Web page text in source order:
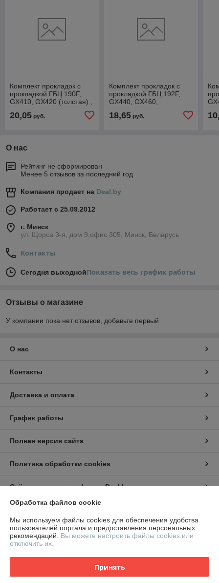
Комплект прокладок с
прокладкой ГБЦ 190F,
GX410, GX420 (толстая) ,
20,05 руб.
Комплект прокладок с
прокладкой ГБЦ 192F,
GX440, GX460,
18,65руб.
О нас
Рейтинг не сформирован
Менее 5 отзывов за последний год
Компания продает на Deal.by
Работает с 25.09.2012
г. Минск
ул. Щорса 3-я, дом 9,офис 305, Минск, Беларусь
Контакты
Сегодня выходнойПоказать весь график работы
Отзывы о магазине
У компании пока нет отзывов, добавьте первый
О нас
Контакты
Доставка и оплата
График работы
Полная версия сайта
Политика обработки cookies
Сайт создан на платформе Deal.by
Информация для покупателя
Юридическое лицо: ООО "СтилТехГрупп"
220069, г. Минск, ул. Щорса 3-я, дом 9,офис 305
Обработка файлов cookie
Мы используем файлы cookies для обеспечения удобства
пользователей портала и предоставления персональных
рекомендаций. Вы можете настроить файлы cookies или
отключить их.
Принять